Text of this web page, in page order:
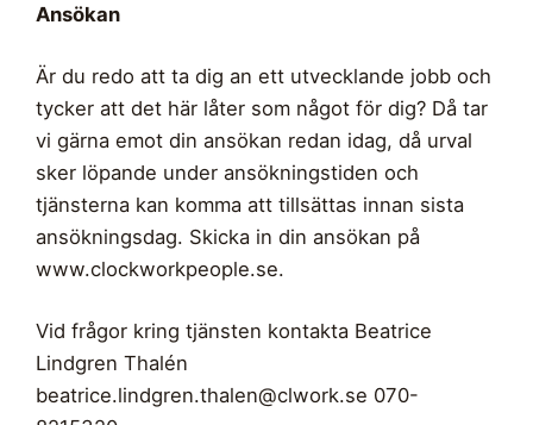
Ansökan
Är du redo att ta dig an ett utvecklande jobb och
tycker att det här låter som något för dig? Då tar
vi gärna emot din ansökan redan idag, då urval
sker löpande under ansökningstiden och
tjänsterna kan komma att tillsättas innan sista
ansökningsdag. Skicka in din ansökan på
www.clockworkpeople.se.
Vid frågor kring tjänsten kontakta Beatrice
Lindgren Thalén
beatrice.lindgren.thalen@clwork.se 070-